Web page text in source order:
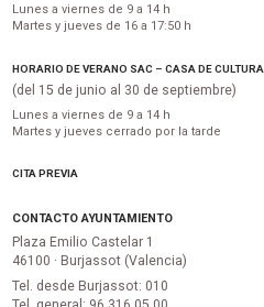
Lunes a viernes de 9 a 14 h
Martes y jueves de 16 a 17:50 h
HORARIO DE VERANO SAC – CASA DE CULTURA
(del 15 de junio al 30 de septiembre)
Lunes a viernes de 9 a 14 h
Martes y jueves cerrado por la tarde
CITA PREVIA
CONTACTO AYUNTAMIENTO
Plaza Emilio Castelar 1
46100 · Burjassot (Valencia)
Tel. desde Burjassot: 010